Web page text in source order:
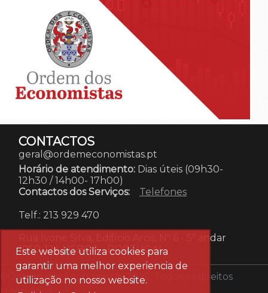
Este website utiliza cookies para
garantir uma melhor experiencia de
utilização no nosso website.
CONTACTOS
geral@ordemeconomistas.pt
Horário de atendimento: Dias úteis (09h30-
12h30 / 14h00- 17h00)
Contactos dos Serviços:
Telefones
Telf.: 213 929 470
Rua Ivone Silva, Edifício Arcis, Nº 6 - 5º andar
1050-124 LISBOA- PORTUGAL
©Ordem dos Economistas 2025. Todos os direitos
reservados.